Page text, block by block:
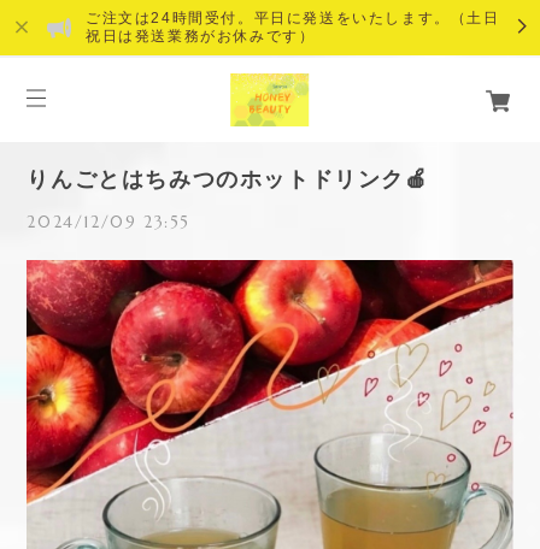
ご注文は24時間受付。平日に発送をいたします。（土日
祝日は発送業務がお休みです）
りんごとはちみつのホットドリンク🍎
2024/12/09 23:55